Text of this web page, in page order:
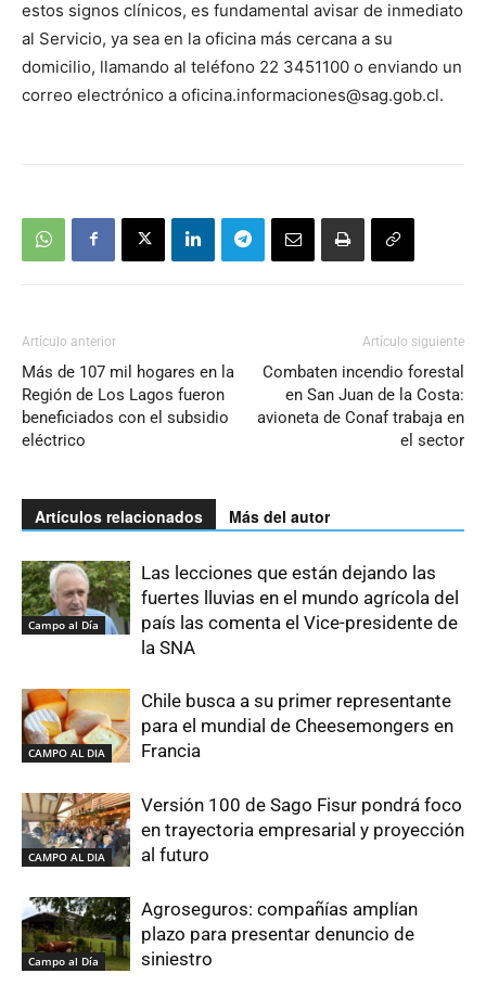
estos signos clínicos, es fundamental avisar de inmediato
al Servicio, ya sea en la oficina más cercana a su
domicilio, llamando al teléfono 22 3451100 o enviando un
correo electrónico a oficina.informaciones@sag.gob.cl.
Artículo anterior
Más de 107 mil hogares en la
Región de Los Lagos fueron
beneficiados con el subsidio
eléctrico
Artículo siguiente
Combaten incendio forestal
en San Juan de la Costa:
avioneta de Conaf trabaja en
el sector
Artículos relacionados Más del autor
Campo al Día
Las lecciones que están dejando las
fuertes lluvias en el mundo agrícola del
país las comenta el Vice-presidente de
la SNA
CAMPO AL DIA
Chile busca a su primer representante
para el mundial de Cheesemongers en
Francia
CAMPO AL DIA
Versión 100 de Sago Fisur pondrá foco
en trayectoria empresarial y proyección
al futuro
Campo al Día
Agroseguros: compañías amplían
plazo para presentar denuncio de
siniestro